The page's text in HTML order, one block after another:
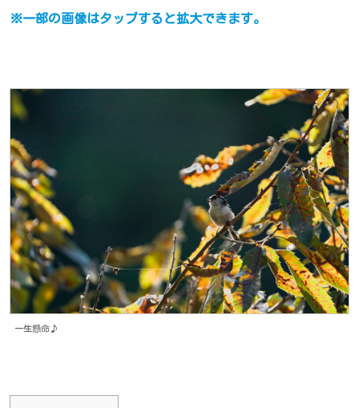
※一部の画像はタップすると拡大できます。
一生懸命♪